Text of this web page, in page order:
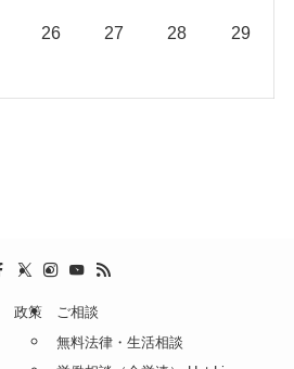
26 27 28 29
政策
ご相談
無料法律・生活相談